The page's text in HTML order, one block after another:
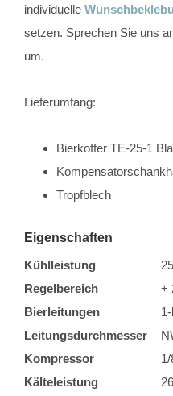
individuelle
setzen. Sprechen Sie uns
um.
Lieferumfang:
Bierkoffer TE-25-1
Tropfblech
Eigenschaften
Kühlleistung
Regelbereich
+
Bierleitungen
Leitungsdurchmesser
Kompressor
Kälteleistung